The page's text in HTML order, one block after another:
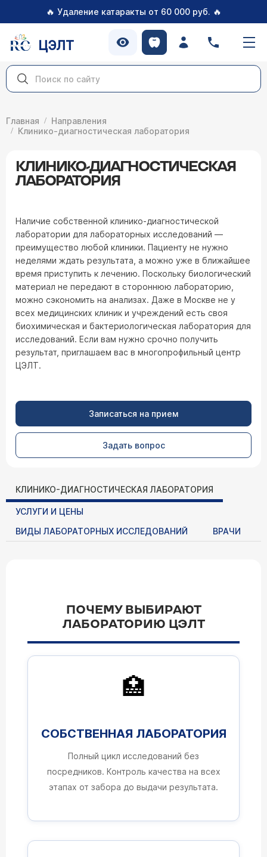
🔥 Удаление катаракты от 60 000 руб. 🔥
ЦЭЛТ
Главная
Направления
Клинико-диагностическая лаборатория
КЛИНИКО-ДИАГНОСТИЧЕСКАЯ
ЛАБОРАТОРИЯ
Наличие собственной клинико-диагностической
лаборатории для лабораторных исследований —
преимущество любой клиники. Пациенту не нужно
неделями ждать результата, а можно уже в ближайшее
время приступить к лечению. Поскольку биологический
материал не передают в стороннюю лабораторию,
можно сэкономить на анализах. Даже в Москве не у
всех медицинских клиник и учреждений есть своя
биохимическая и бактериологическая лаборатория для
исследований. Если вам нужно срочно получить
результат, приглашаем вас в многопрофильный центр
ЦЭЛТ.
Записаться на прием
Задать вопрос
КЛИНИКО-ДИАГНОСТИЧЕСКАЯ ЛАБОРАТОРИЯ
УСЛУГИ И ЦЕНЫ
ВИДЫ ЛАБОРАТОРНЫХ ИССЛЕДОВАНИЙ
ВРАЧИ
ПОЧЕМУ ВЫБИРАЮТ
ЛАБОРАТОРИЮ ЦЭЛТ
🏥
СОБСТВЕННАЯ ЛАБОРАТОРИЯ
Полный цикл исследований без
посредников. Контроль качества на всех
этапах от забора до выдачи результата.